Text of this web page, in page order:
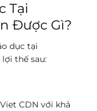
Tại
Được Gì?
dục tại
thế sau:
CDN với khả